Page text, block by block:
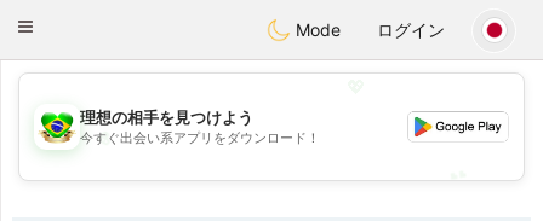
Conversar
Toggle
Mode ログイン
💖
💕
理想の相手を見つけよう
今すぐ出会い系アプリをダウンロード！